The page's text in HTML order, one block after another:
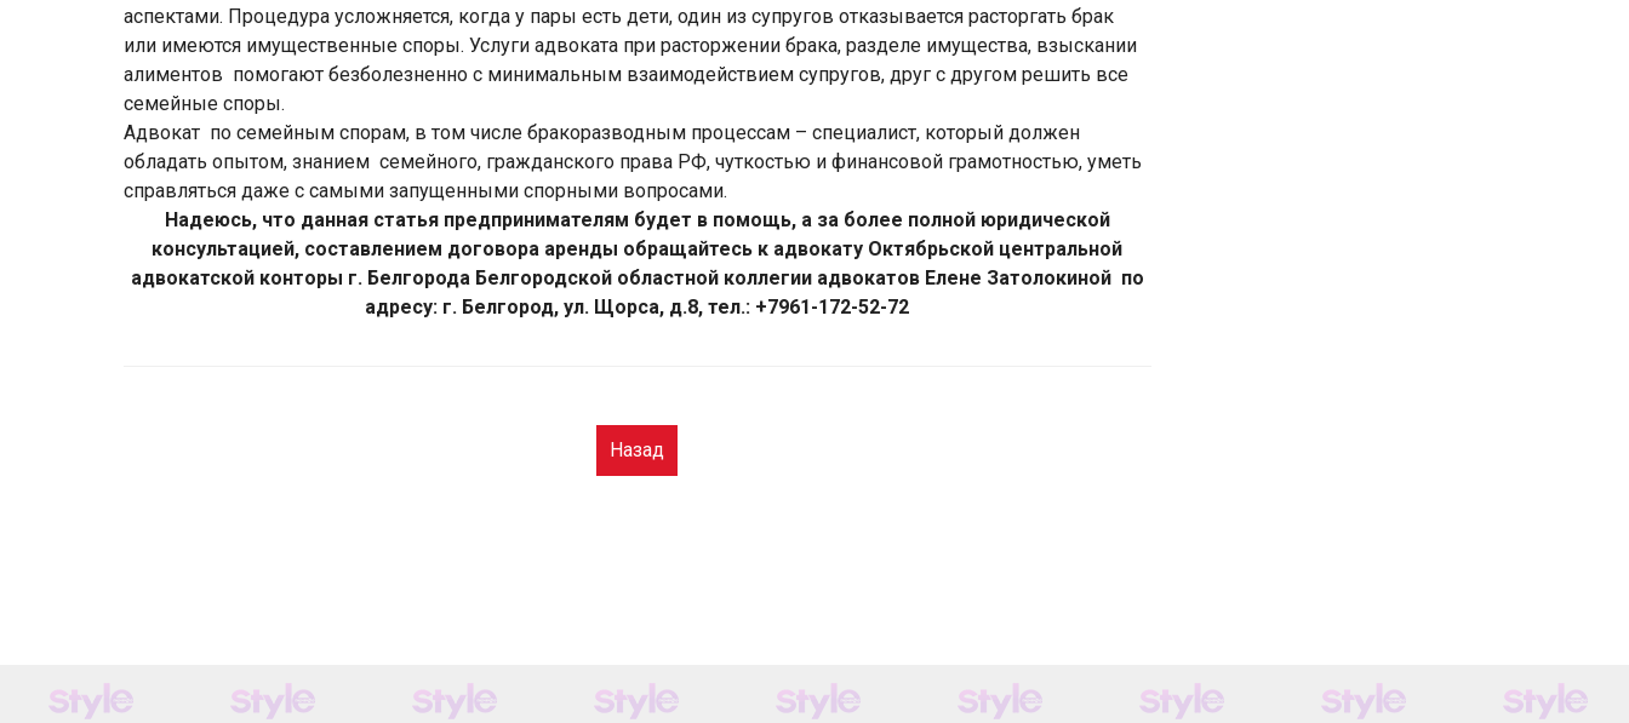
аспектами. Процедура усложняется, когда у пары есть дети, один из супругов отказывается расторгать брак
или имеются имущественные споры. Услуги адвоката при расторжении брака, разделе имущества, взыскании
алиментов помогают безболезненно с минимальным взаимодействием супругов, друг с другом решить все
семейные споры.
Адвокат по семейным спорам, в том числе бракоразводным процессам – специалист, который должен
обладать опытом, знанием семейного, гражданского права РФ, чуткостью и финансовой грамотностью, уметь
справляться даже с самыми запущенными спорными вопросами.
Надеюсь, что данная статья предпринимателям будет в помощь, а за более полной юридической
консультацией, составлением договора аренды обращайтесь к адвокату Октябрьской центральной
адвокатской конторы г. Белгорода Белгородской областной коллегии адвокатов Елене Затолокиной по
адресу: г. Белгород, ул. Щорса, д.8, тел.: +7961-172-52-72
Назад